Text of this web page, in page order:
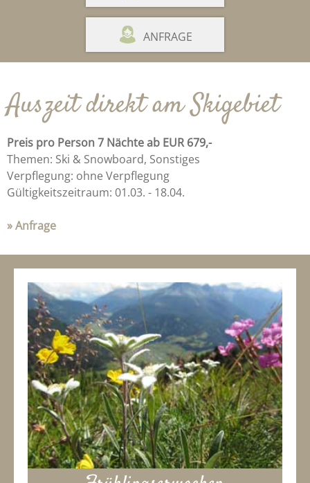
ANFRAGE
Auszeit direkt am Skigebiet
Preis pro Person 7 Nächte ab EUR 679,-
Themen: Ski & Snowboard, Sonstiges
Verpflegung: ohne Verpflegung
Gültigkeitszeitraum: 01.03. - 18.04.
» Anfrage